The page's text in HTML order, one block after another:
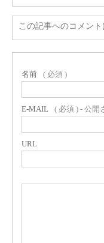
この記事へのコメント
名前 ( 必須 )
E-MAIL ( 必須 ) - 公開
URL